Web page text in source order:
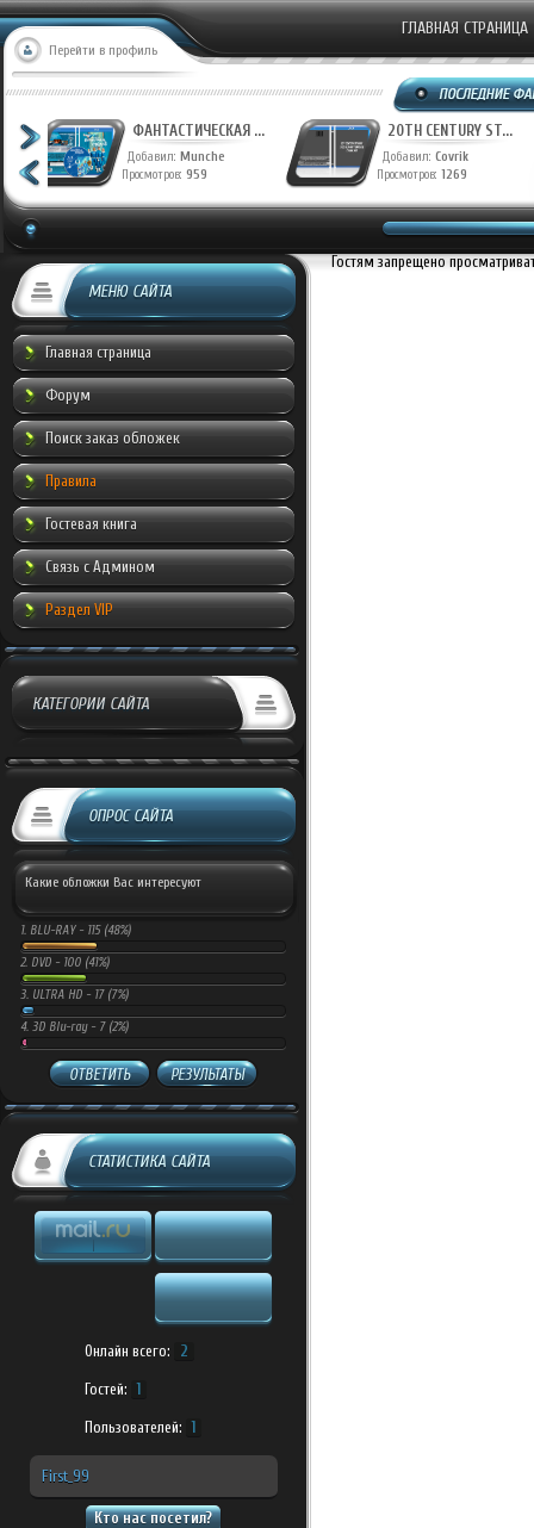
Перейти в профиль
ГЛАВНАЯ СТРАНИЦА
ФАНТАСТИЧЕСКАЯ ...
Добавил:Munche
Просмотров:
20TH CENTURY
Добавил:Covrik
Просмотров:1269
МЕНЮ САЙТА
Главная страница
Форум
Поиск заказ обложек
Правила
Гостевая книга
Связь с Админом
Раздел VIP
КАТЕГОРИИ САЙТА
ОПРОС САЙТА
Какие обложки Вас интересуют
1. BLU-RAY - 115 (48%)
2. DVD - 100 (41%)
3. ULTRA HD - 17 (7%)
4. 3D Blu-ray - 7 (2%)
ОТВЕТИТЬ РЕЗУЛЬТАТЫ
СТАТИСТИКА САЙТА
Онлайн всего: 2
Гостей: 1
Пользователей: 1
First_99
Кто нас посетил?
Гостям запрещено